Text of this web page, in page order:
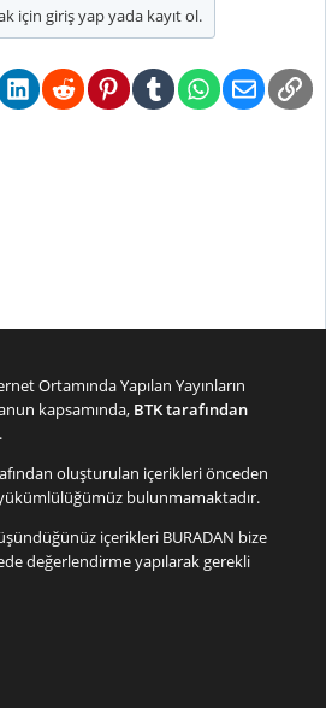
için giriş yap yada kayıt ol.
LinkedInRedditPinterestTumblrWhatsApp
E-posta
Ortamında Yapılan Yayınların
kapsamında, BTK tarafından
oluşturulan içerikleri önceden
bulunmamaktadır.
içerikleri BURADAN bize
değerlendirme yapılarak gerekli